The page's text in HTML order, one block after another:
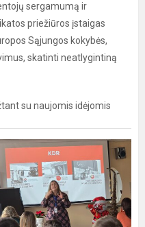
sergamumą ir
priežiūros įstaigas
Sąjungos kokybės,
skatinti neatlygintiną
su naujomis idėjomis